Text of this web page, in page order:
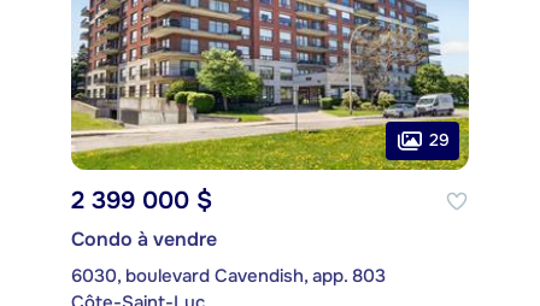
29
2 399 000 $
Condo à vendre
6030, boulevard Cavendish, app. 803